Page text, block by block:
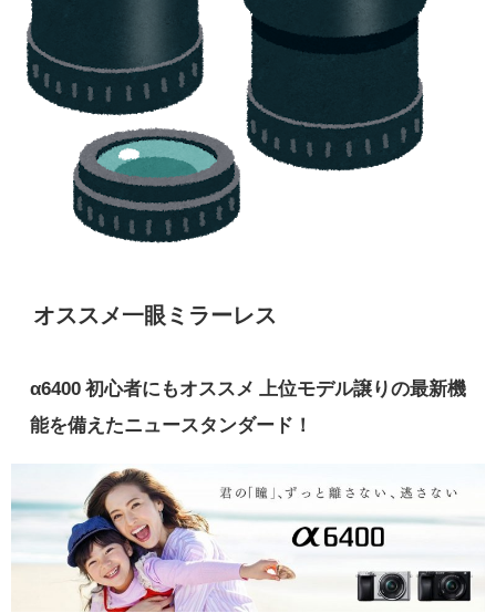
オススメ一眼ミラーレス
α6400 初心者にもオススメ 上位モデル譲りの最新機
能を備えたニュースタンダード！